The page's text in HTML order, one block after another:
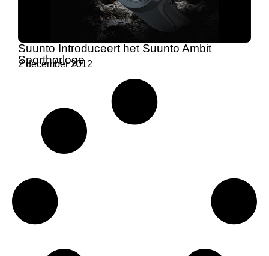
Suunto Introduceert het Suunto Ambit
Sporthorloge
2 december 2012